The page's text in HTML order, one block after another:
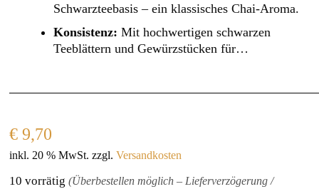
Schwarzteebasis – ein klassisches Chai-Aroma.
Konsistenz: Mit hochwertigen schwarzen
Teeblättern und Gewürzstücken für…
€ 9,70
inkl. 20 % MwSt. zzgl.Versandkosten
10 vorrätig(Überbestellen möglich – Lieferverzögerung /